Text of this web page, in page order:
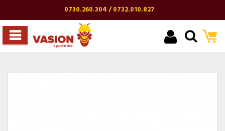
0730.260.304 / 0732.010.827